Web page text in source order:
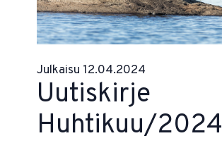
Julkaisu 12.04.2024
Uutiskirje
Huhtikuu/2024